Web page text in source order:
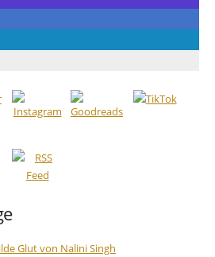
Glut von Nalini Singh